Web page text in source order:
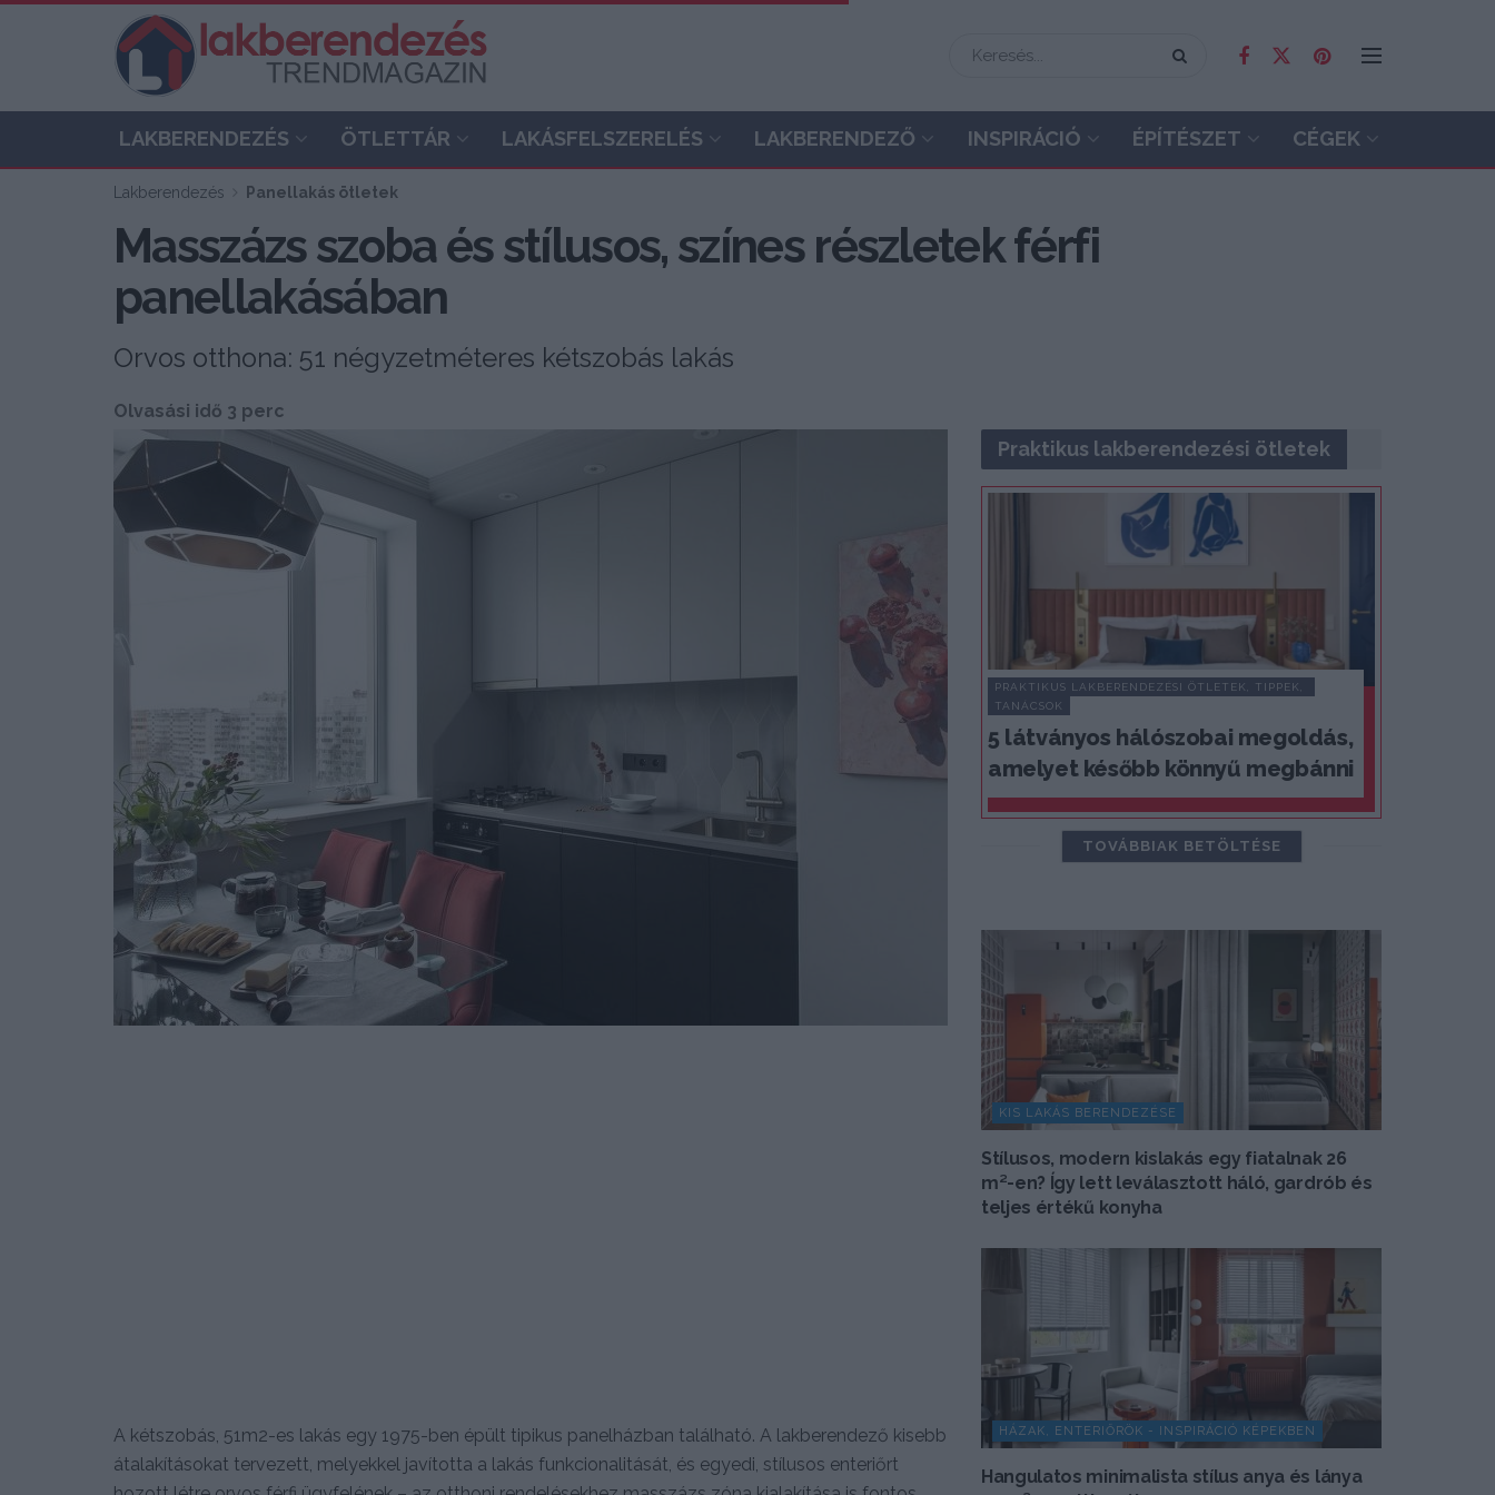
LAKBERENDEZÉS ÖTLETTÁR LAKÁSFELSZERELÉS LAKBERENDEZŐ INSPIRÁCIÓ ÉPÍTÉSZET CÉGEK
Lakberendezés Panellakás ötletek
Masszázs szoba és stílusos, színes részletek férfi
panellakásában
Orvos otthona: 51 négyzetméteres kétszobás lakás
Olvasási idő 3 perc
A kétszobás, 51m2-es lakás egy 1975-ben épült tipikus panelházban található. A lakberendező kisebb
átalakításokat tervezett, melyekkel javította a lakás funkcionalitását, és egyedi, stílusos enteriőrt
Praktikus lakberendezési ötletek
PRAKTIKUS LAKBERENDEZÉSI ÖTLETEK, TIPPEK,
TANÁCSOK
5 látványos hálószobai megoldás,
amelyet később könnyű megbánni
TOVÁBBIAK BETÖLTÉSE
KIS LAKÁS BERENDEZÉSE
Stílusos, modern kislakás egy fiatalnak 26
m²-en? Így lett leválasztott háló, gardrób és
teljes értékű konyha
HÁZAK, ENTERIŐRÖK - INSPIRÁCIÓ KÉPEKBEN
Hangulatos minimalista stílus anya és lánya